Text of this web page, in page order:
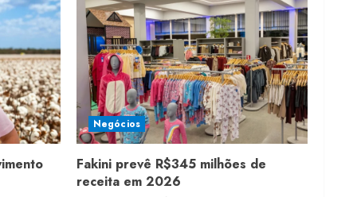
Negócios
Fakini prevê R$345 milhões de
receita em 2026